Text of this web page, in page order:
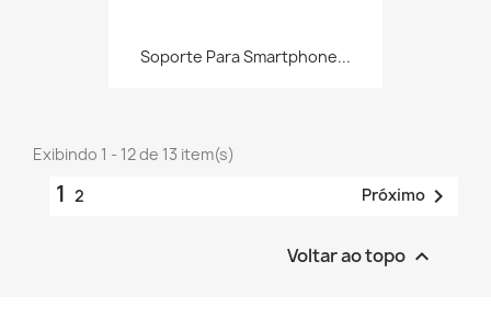
Soporte Para Smartphone...
Exibindo 1 - 12 de 13 item(s)
1 2 Próximo 
Voltar ao topo 